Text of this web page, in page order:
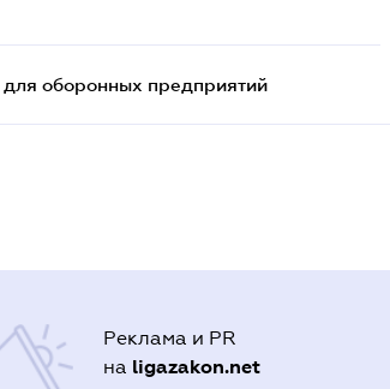
оборонных предприятий
Реклама и PR
на ligazakon.net